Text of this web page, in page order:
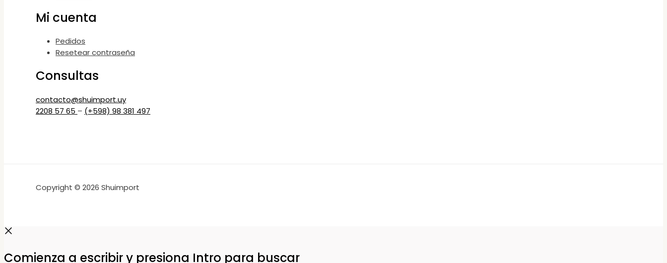
Mi cuenta
Pedidos
Resetear contraseña
Consultas
contacto@shuimport.uy
2208 57 65 – (+598) 98 381 497
Copyright © 2026 Shuimport
Comienza a escribir y presiona Intro para buscar